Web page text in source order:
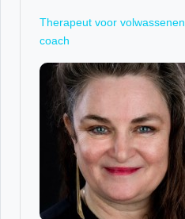
Therapeut voor
coach